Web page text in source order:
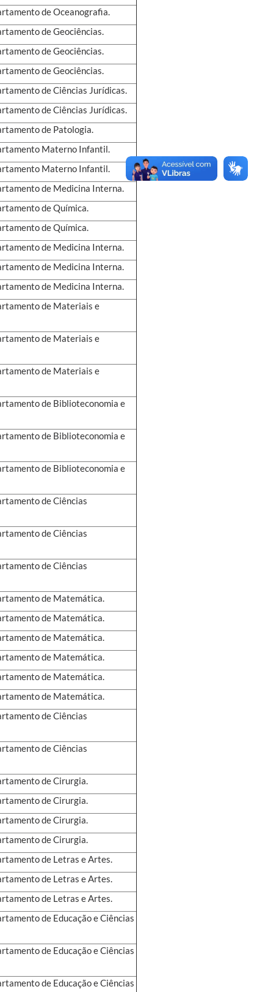
de Oceanografia.
de Geociências.
de Geociências.
de Geociências.
de Ciências Jurídicas.
de Ciências Jurídicas.
de Patologia.
Materno Infantil.
Materno Infantil.
de Medicina Interna.
de Química.
de Química.
de Medicina Interna.
de Medicina Interna.
de Medicina Interna.
de Materiais e
de Materiais e
de Materiais e
de Biblioteconomia e
de Biblioteconomia e
de Biblioteconomia e
de Ciências
de Ciências
de Ciências
de Matemática.
de Matemática.
de Matemática.
de Matemática.
de Matemática.
de Matemática.
de Ciências
de Ciências
de Cirurgia.
de Cirurgia.
de Cirurgia.
de Cirurgia.
de Letras e Artes.
de Letras e Artes.
de Letras e Artes.
de Educação e Ciências
de Educação e Ciências
de Educação e Ciências